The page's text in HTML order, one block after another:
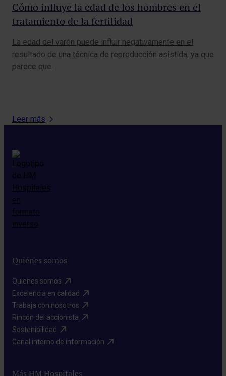
Cómo influye la edad de los hombres en el
tratamiento de la fertilidad
La edad del varón puede influir negativamente en el
resultado de una técnica de reproducción asistida, ya que
parece que…
Leer más
Quiénes somos
Quienes somos​
Excelencia en calidad​
Trabaja con nosotros​
Rincón del accionista​
Sostenibilidad​
Canal interno de información​